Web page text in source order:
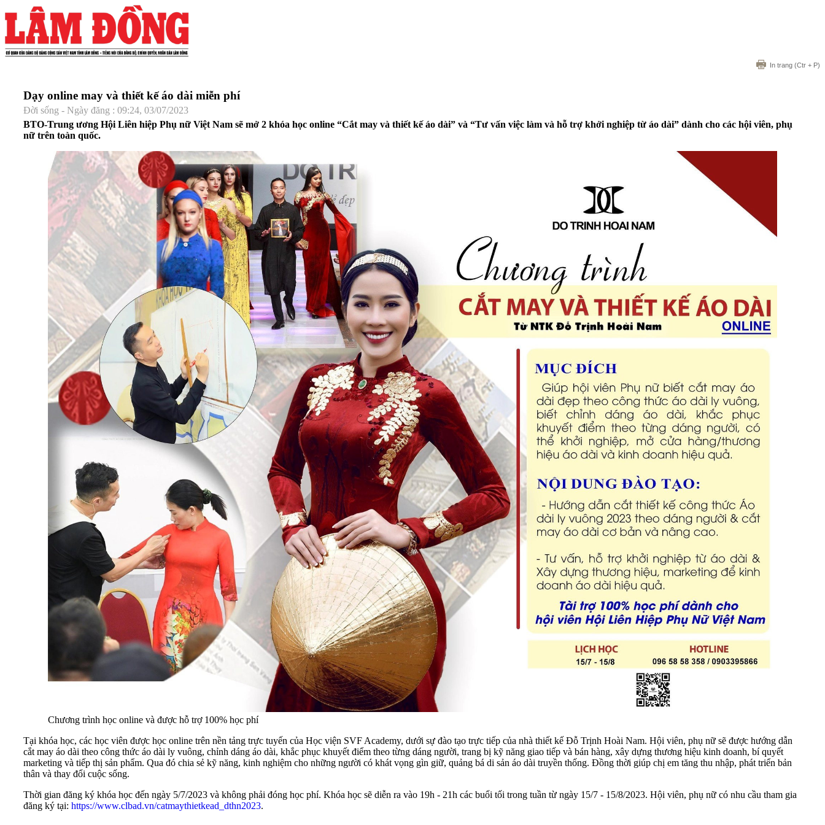
In trang (Ctr + P)
Dạy online may và thiết kế áo dài miễn phí
Đời sống - Ngày đăng : 09:24, 03/07/2023
BTO-Trung ương Hội Liên hiệp Phụ nữ Việt Nam sẽ mở 2 khóa học online “Cắt may và thiết kế áo dài” và “Tư vấn việc làm và hỗ trợ khởi nghiệp từ áo dài” dành cho các hội viên, phụ
nữ trên toàn quốc.
Chương trình học online và được hỗ trợ 100% học phí
Tại khóa học, các học viên được học online trên nền tảng trực tuyến của Học viện SVF Academy, dưới sự đào tạo trực tiếp của nhà thiết kế Đỗ Trịnh Hoài Nam. Hội viên, phụ nữ sẽ được hướng dẫn
cắt may áo dài theo công thức áo dài ly vuông, chỉnh dáng áo dài, khắc phục khuyết điểm theo từng dáng người, trang bị kỹ năng giao tiếp và bán hàng, xây dựng thương hiệu kinh doanh, bí quyết
marketing và tiếp thị sản phẩm. Qua đó chia sẻ kỹ năng, kinh nghiệm cho những người có khát vọng gìn giữ, quảng bá di sản áo dài truyền thống. Đồng thời giúp chị em tăng thu nhập, phát triển bản
thân và thay đổi cuộc sống.
Thời gian đăng ký khóa học đến ngày 5/7/2023 và không phải đóng học phí. Khóa học sẽ diễn ra vào 19h - 21h các buổi tối trong tuần từ ngày 15/7 - 15/8/2023. Hội viên, phụ nữ có nhu cầu tham gia
đăng ký tại: https://www.clbad.vn/catmaythietkead_dthn2023.